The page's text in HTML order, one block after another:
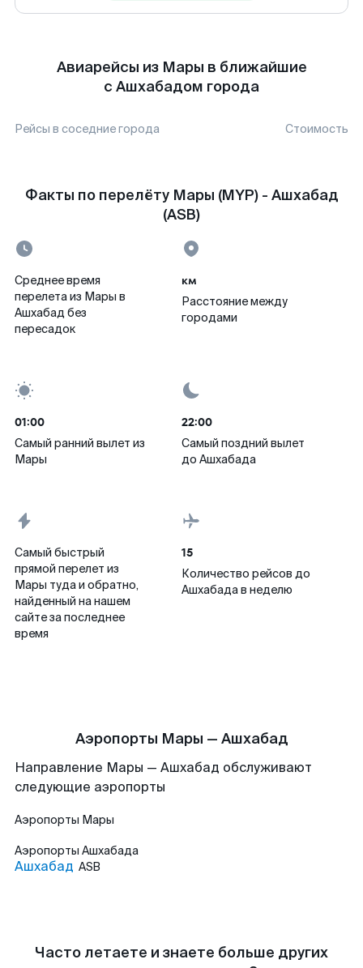
Авиарейсы из Мары в ближайшие
с Ашхабадом города
Рейсы в соседние города Стоимость
Факты по перелёту Мары (MYP) - Ашхабад
(ASB)
Среднее время
перелета из Мары в
Ашхабад без
пересадок
км
Расстояние между
городами
01:00
Самый ранний вылет из
Мары
22:00
Самый поздний вылет
до Ашхабада
Самый быстрый
прямой перелет из
Мары туда и обратно,
найденный на нашем
сайте за последнее
время
15
Количество рейсов до
Ашхабада в неделю
Аэропорты Мары — Ашхабад
Направление Мары — Ашхабад обслуживают
следующие аэропорты
Аэропорты Мары
Аэропорты Ашхабада
Ашхабад ASB
Часто летаете и знаете больше других